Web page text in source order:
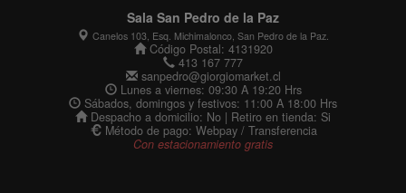
Sala San Pedro de la Paz
Canelos 103, Esq. Michimalonco, San Pedro de la Paz.
Código Postal: 4131920
413 167 777
sanpedro@giorgiomarket.cl
Lunes a viernes: 09:30 A 19:20 Hrs
Sábados, domingos y festivos: 11:00 A 18:00 Hrs
Despacho a domicilio: No | Retiro en tienda: Si
Método de pago: Webpay / Transferencia
Con estacionamiento gratis